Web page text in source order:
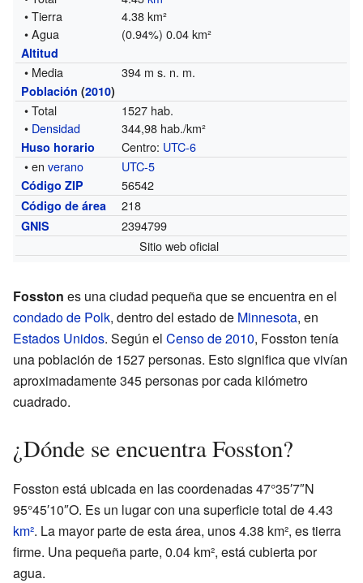
• Tierra
4.38 km²
• Agua
(0.94%) 0.04 km²
Altitud
• Media 394 m s. n. m.
Población (2010)
• Total
1527 hab.
• Densidad 344,98 hab./km²
Huso horario Centro: UTC-6
• enverano UTC-5
Código ZIP 56542
Código de área 218
GNIS
2394799
Sitio web oficial
Fosston es una ciudad pequeña que se encuentra en el
condado de Polk, dentro del estado de Minnesota, en
Estados Unidos. Según el Censo de 2010, Fosston tenía
una población de 1527 personas. Esto significa que vivían
aproximadamente 345 personas por cada kilómetro
cuadrado.
¿Dónde se encuentra Fosston?
Fosston está ubicada en las coordenadas 47°35′7″N
95°45′10″O. Es un lugar con una superficie total de 4.43
km². La mayor parte de esta área, unos 4.38 km², es tierra
firme. Una pequeña parte, 0.04 km², está cubierta por
agua.